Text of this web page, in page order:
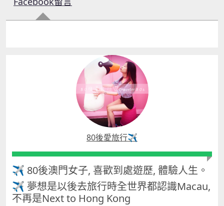
80後愛旅行✈️
✈ 80後澳門女子, 喜歡到處遊歷, 體驗人生。
✈ 夢想是以後去旅行時全世界都認識Macau,
不再是Next to Hong Kong